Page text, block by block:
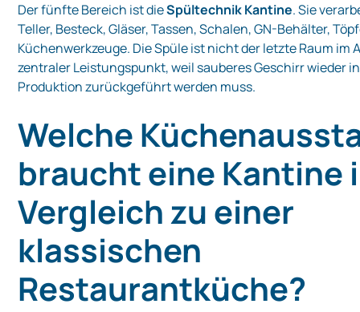
Der fünfte Bereich ist dieSpültechnik Kantine. Sie
Teller, Besteck, Gläser, Tassen, Schalen, GN-Behälter,
Küchenwerkzeuge. Die Spüle ist nicht der letzte Raum im
zentraler Leistungspunkt, weil sauberes Geschirr wieder
Produktion zurückgeführt werden muss.
Welche
braucht eine Kantine
Vergleich zu einer
klassischen
Restaurantküche?